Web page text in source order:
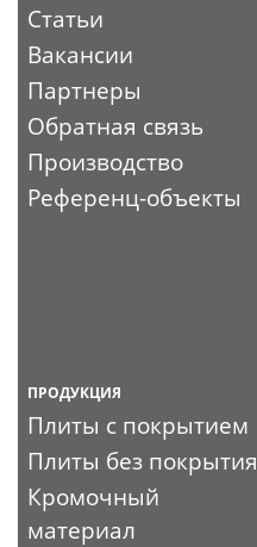
Статьи
Вакансии
Партнеры
Обратная связь
Производство
Референц-объекты
ПРОДУКЦИЯ
Плиты с покрытием
Плиты без покрытия
Кромочный
материал